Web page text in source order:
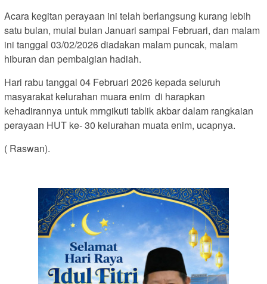
Acara kegitan perayaan ini telah berlangsung kurang lebih
satu bulan, mulai bulan Januari sampai Februari, dan malam
ini tanggal 03/02/2026 diadakan malam puncak, malam
hiburan dan pembaigian hadiah.
Hari rabu tanggal 04 Februari 2026 kepada seluruh
masyarakat kelurahan muara enim di harapkan
kehadirannya untuk mrngikuti tablik akbar dalam rangkaian
perayaan HUT ke- 30 kelurahan muata enim, ucapnya.
( Raswan).